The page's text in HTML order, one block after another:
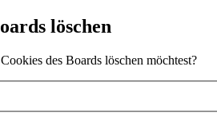
löschen
des Boards löschen möchtest?